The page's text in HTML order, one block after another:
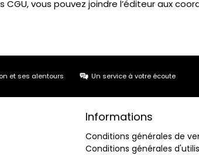
vous pouvez joindre l’éditeur aux
et ses alentours Un service à votre écoute
Informations
Conditions générales de
Conditions générales